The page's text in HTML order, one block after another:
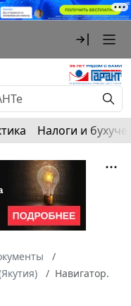
Налоги и
Навигатор.